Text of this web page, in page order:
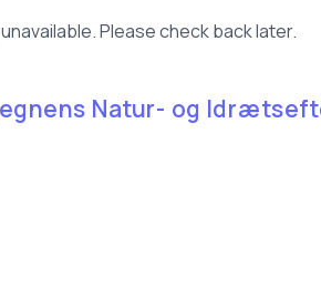
Please check back later.
Natur- og